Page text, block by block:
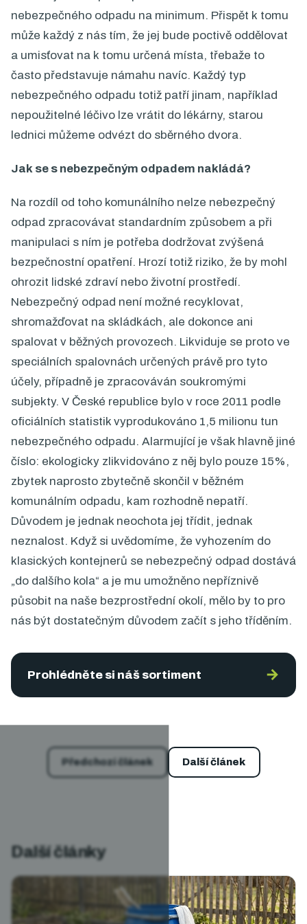
nebezpečného odpadu na minimum. Přispět k tomu
může každý z nás tím, že jej bude poctivě oddělovat
a umisťovat na k tomu určená místa, třebaže to
často představuje námahu navíc. Každý typ
nebezpečného odpadu totiž patří jinam, například
nepoužitelné léčivo lze vrátit do lékárny, starou
lednici můžeme odvézt do sběrného dvora.
Jak se s nebezpečným odpadem nakládá?
Na rozdíl od toho komunálního nelze nebezpečný
odpad zpracovávat standardním způsobem a při
manipulaci s ním je potřeba dodržovat zvýšená
bezpečnostní opatření. Hrozí totiž riziko, že by mohl
ohrozit lidské zdraví nebo životní prostředí.
Nebezpečný odpad není možné recyklovat,
shromažďovat na skládkách, ale dokonce ani
spalovat v běžných provozech. Likviduje se proto ve
speciálních spalovnách určených právě pro tyto
účely, případně je zpracováván soukromými
subjekty. V České republice bylo v roce 2011 podle
oficiálních statistik vyprodukováno 1,5 milionu tun
nebezpečného odpadu. Alarmující je však hlavně jiné
číslo: ekologicky zlikvidováno z něj bylo pouze 15%,
zbytek naprosto zbytečně skončil v běžném
komunálním odpadu, kam rozhodně nepatří.
Důvodem je jednak neochota jej třídit, jednak
neznalost. Když si uvědomíme, že vyhozením do
klasických kontejnerů se nebezpečný odpad dostává
„do dalšího kola“ a je mu umožněno nepříznivě
působit na naše bezprostřední okolí, mělo by to pro
nás být dostatečným důvodem začít s jeho tříděním.
Prohlédněte si náš sortiment →
Předchozí článek Další článek
Další články